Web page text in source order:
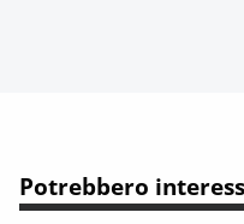
Potrebbero